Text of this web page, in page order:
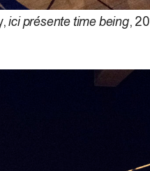
ici présente time being,